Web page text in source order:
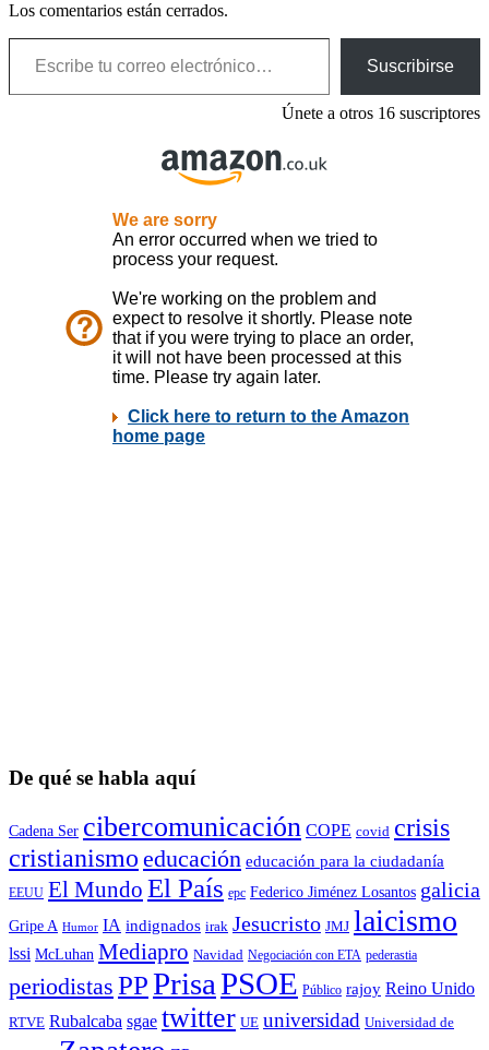
Los comentarios están cerrados.
Escribe tu correo electrónico…
Suscribirse
Únete a otros 16 suscriptores
De qué se habla aquí
Cadena Ser cibercomunicación COPE covid crisis
cristianismo educación educación para la ciudadaní­a
EEUU El Mundo El País epc Federico Jiménez Losantos galicia
Gripe A Humor IA indignados irak Jesucristo JMJ laicismo
lssi McLuhan Mediapro Navidad Negociación con ETA pederastia
periodistas PPPrisaPSOE Público rajoy Reino Unido
RTVE Rubalcaba sgae twitter UE universidad Universidad de